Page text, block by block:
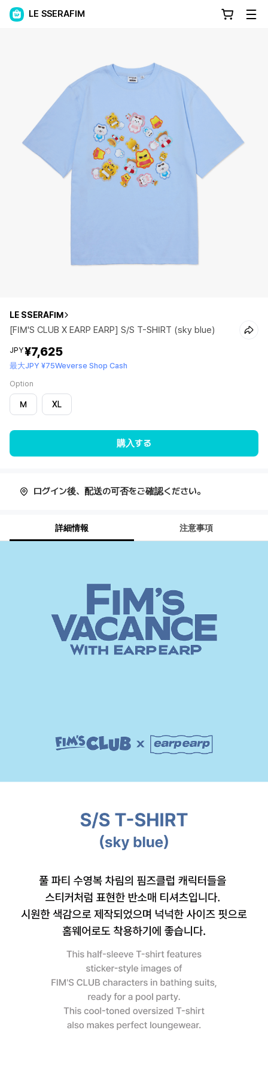
LE SSERAFIM
LE SSERAFIM
[FIM'S CLUB X EARP EARP] S/S T-SHIRT (sky blue)
JPY¥7,625
最大JPY ¥75Weverse Shop Cash
Option
M XL
購入する
ログイン後、配送の可否をご確認ください。
詳細情報 注意事項